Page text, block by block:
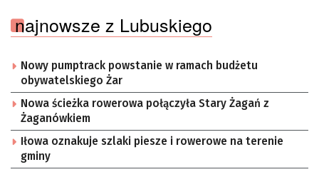
najnowsze z Lubuskiego
Nowy pumptrack powstanie w ramach budżetu
obywatelskiego Żar
Nowa ścieżka rowerowa połączyła Stary Żagań z
Żaganówkiem
Iłowa oznakuje szlaki piesze i rowerowe na terenie
gminy